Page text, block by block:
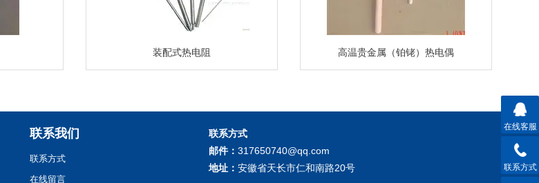
装配式热电阻 高温贵金属（铂铑）热电偶
联系我们
联系方式
在线留言
联系方式
邮件： 317650740@qq.com
地址： 安徽省天长市仁和南路20号
在线客服
联系方式